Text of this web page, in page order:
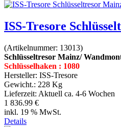
ISS-Tresore
(Artikelnummer: 13013)
Schlüsseltresor Mainz/
Schlüsselhaken : 1080
Hersteller: ISS-Tresore
Gewicht.: 228 Kg
Lieferzeit: Aktuell ca. 4-6 Wochen
1 836.99 €
inkl. 19 % MwSt.
Details